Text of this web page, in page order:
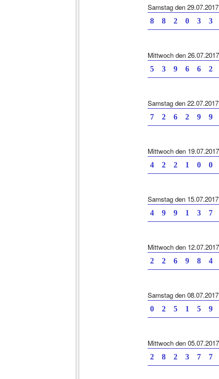
Samstag den 29.07.2017
8 8 2 0 3 3
Mittwoch den 26.07.2017
5 3 9 6 6 2
Samstag den 22.07.2017
7 2 6 2 9 9
Mittwoch den 19.07.2017
4 2 2 1 0 0
Samstag den 15.07.2017
4 9 9 1 3 7
Mittwoch den 12.07.2017
2 2 6 9 8 4
Samstag den 08.07.2017
0 2 5 1 5 9
Mittwoch den 05.07.2017
2 8 2 3 7 7